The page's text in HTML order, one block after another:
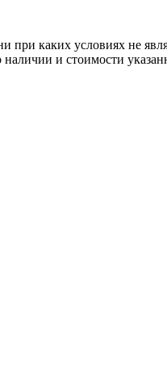
каких условиях не
и стоимости